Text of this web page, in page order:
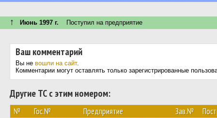
↑ Июнь 1997 г. Поступил на предприятие
Ваш комментарий
Вы не вошли на сайт.
Комментарии могут оставлять только зарегистрированные
Другие ТС с этим номером:
№ Гос.№ Предприятие Зав.№